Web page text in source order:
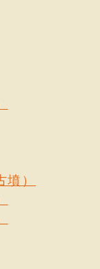
た板壁を造り
重の設備を具
る。木造著
で、六臂中の
し、面貌姿態
上には寳珠及
には金屬製の
五大虛空藏像
八重の臺座の
居る。平安初
傑作で、正に
と不動明王の
）